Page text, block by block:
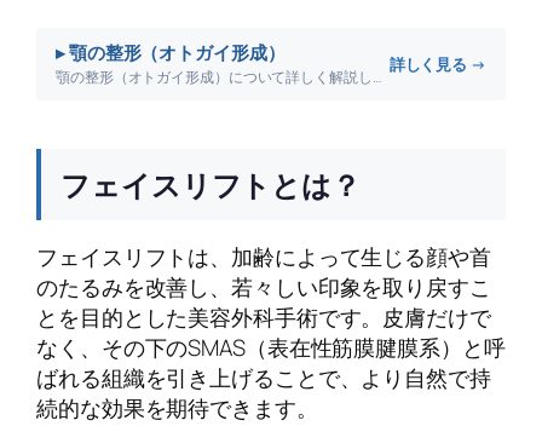
▸ 顎の整形（オトガイ形成）
顎の整形（オトガイ形成）について詳しく解説します。
詳しく見る →
フェイスリフトとは？
フェイスリフトは、加齢によって生じる顔や首
のたるみを改善し、若々しい印象を取り戻すこ
とを目的とした美容外科手術です。皮膚だけで
なく、その下のSMAS（表在性筋膜腱膜系）と呼
ばれる組織を引き上げることで、より自然で持
続的な効果を期待できます。